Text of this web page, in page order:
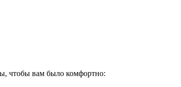
чтобы вам было комфортно: